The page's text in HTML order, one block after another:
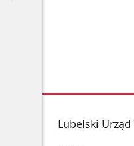
stopka
Lubelski